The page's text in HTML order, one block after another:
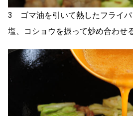
3 ゴマ油を引いて熱したフライパ
塩、コショウを振って炒め合わせる